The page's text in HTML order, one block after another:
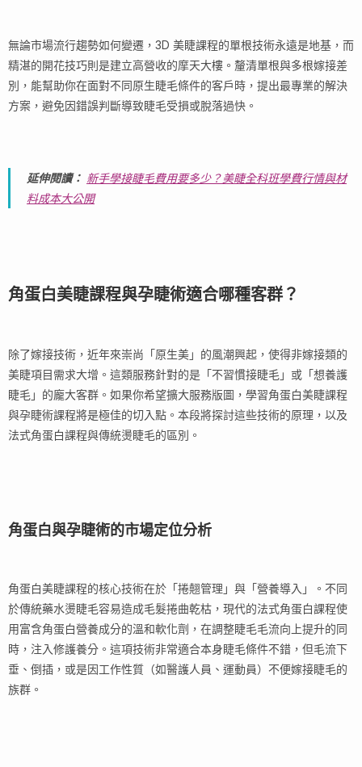
無論市場流行趨勢如何變遷，3D 美睫課程的單根技術永遠是地基，而
精湛的開花技巧則是建立高營收的摩天大樓。釐清單根與多根嫁接差
別，能幫助你在面對不同原生睫毛條件的客戶時，提出最專業的解決
方案，避免因錯誤判斷導致睫毛受損或脫落過快。
延伸閱讀： 新手學接睫毛費用要多少？美睫全科班學費行情與材
料成本大公開
角蛋白美睫課程與孕睫術適合哪種客群？
除了嫁接技術，近年來崇尚「原生美」的風潮興起，使得非嫁接類的
美睫項目需求大增。這類服務針對的是「不習慣接睫毛」或「想養護
睫毛」的龐大客群。如果你希望擴大服務版圖，學習角蛋白美睫課程
與孕睫術課程將是極佳的切入點。本段將探討這些技術的原理，以及
法式角蛋白課程與傳統燙睫毛的區別。
角蛋白與孕睫術的市場定位分析
角蛋白美睫課程的核心技術在於「捲翹管理」與「營養導入」。不同
於傳統藥水燙睫毛容易造成毛髮捲曲乾枯，現代的法式角蛋白課程使
用富含角蛋白營養成分的溫和軟化劑，在調整睫毛毛流向上提升的同
時，注入修護養分。這項技術非常適合本身睫毛條件不錯，但毛流下
垂、倒插，或是因工作性質（如醫護人員、運動員）不便嫁接睫毛的
族群。